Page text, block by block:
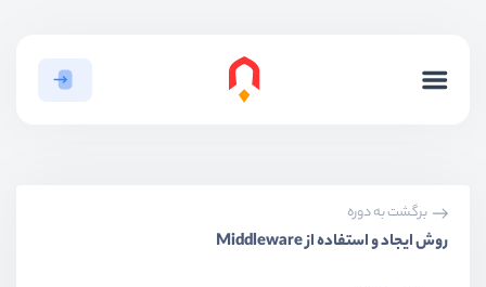
برگشت به دوره
روش ایجاد و استفاده از Middleware